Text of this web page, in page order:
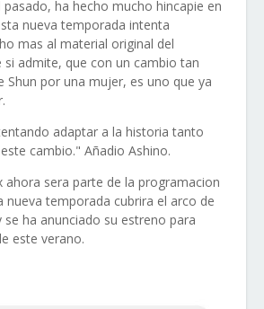
ha hecho mucho hincapie en
nueva temporada intenta
mas al material original del
si admite, que con un cambio tan
Shun por una mujer, es uno que ya
adaptar a la historia tanto
cambio." Añadio Ashino.
ahora sera parte de la programacion
nueva temporada cubrira el arco de
se ha anunciado su estreno para
este verano.